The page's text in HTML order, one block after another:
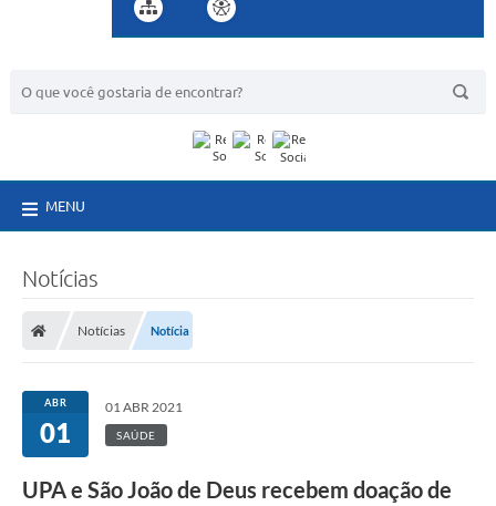
MENU
Notícias
Notícias Notícia
ABR
01
01 ABR 2021
SAÚDE
UPA e São João de Deus recebem doação de